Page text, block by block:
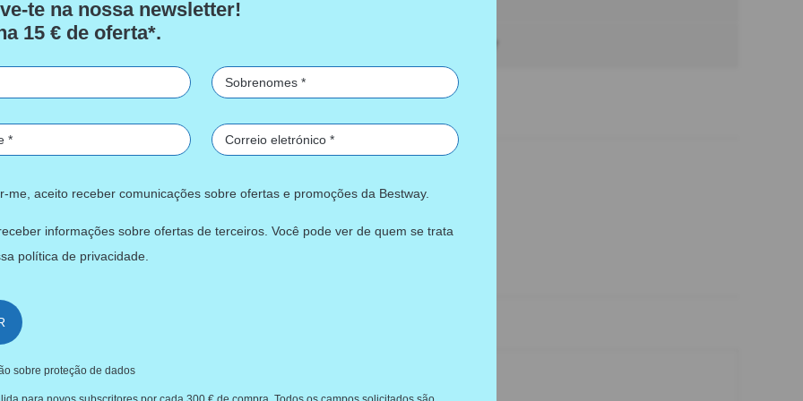
Jogos Bestway® Sweet
Você pôde ver em
te na nossa newsletter!
15 € de oferta*.
me, aceito receber comunicações sobre ofertas e promoções da Bestway.
informações sobre ofertas de terceiros. Você pode ver de quem se trata
política de privacidade
sobre proteção de dados